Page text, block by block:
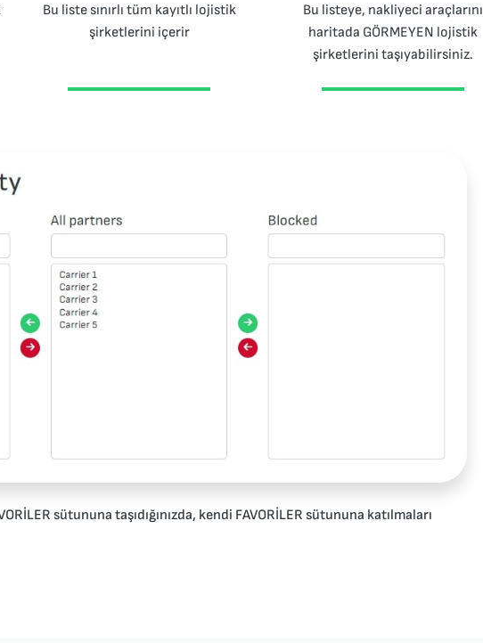
Bu liste sınırlı tüm kayıtlı lojistik
şirketlerini içerir
Bu listeye, nakliyeci araçlarını
haritada GÖRMEYEN lojistik
şirketlerini taşıyabilirsiniz.
sütununa taşıdığınızda, kendi FAVORİLER sütununa katılmaları